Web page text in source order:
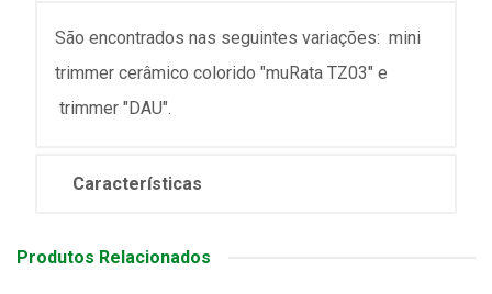
São encontrados nas seguintes variações: mini
trimmer cerâmico colorido "muRata TZ03" e
trimmer "DAU".
Características
Produtos Relacionados